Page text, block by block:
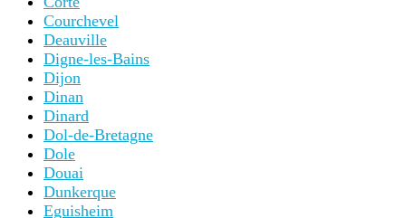
Courchevel
Deauville
Digne-les-Bains
Dijon
Dinan
Dinard
Dol-de-Bretagne
Dole
Douai
Dunkerque
Eguisheim